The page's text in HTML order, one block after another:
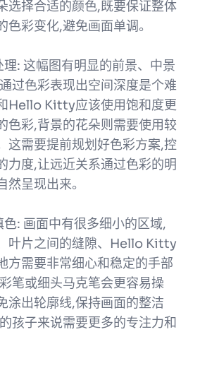
选择合适的颜色,既要保证整体
色彩变化,避免画面单调。
理: 这幅图有明显的前景、中景
过色彩表现出空间深度是个难
Hello Kitty应该使用饱和度更
色彩,背景的花朵则需要使用较
这需要提前规划好色彩方案,控
力度,让远近关系通过色彩的明
然呈现出来。
色: 画面中有很多细小的区域,
叶片之间的缝隙、Hello Kitty
方需要非常细心和稳定的手部
笔或细头马克笔会更容易操
涂出轮廓线,保持画面的整洁
孩子来说需要更多的专注力和